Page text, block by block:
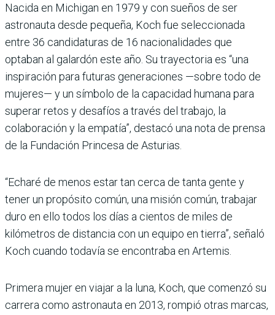
Nacida en Michigan en 1979 y con sueños de ser
astronauta desde pequeña, Koch fue seleccionada
entre 36 candidaturas de 16 nacionalidades que
optaban al galardón este año. Su trayectoria es “una
inspiración para futuras generaciones —sobre todo de
mujeres— y un símbolo de la capacidad humana para
superar retos y desafíos a través del trabajo, la
colaboración y la empatía”, destacó una nota de prensa
de la Fundación Princesa de Asturias.
“Echaré de menos estar tan cerca de tanta gente y
tener un propósito común, una misión común, trabajar
duro en ello todos los días a cientos de miles de
kilómetros de distancia con un equipo en tierra”, señaló
Koch cuando todavía se encontraba en Artemis.
Primera mujer en viajar a la luna, Koch, que comenzó su
carrera como astronauta en 2013, rompió otras marcas,